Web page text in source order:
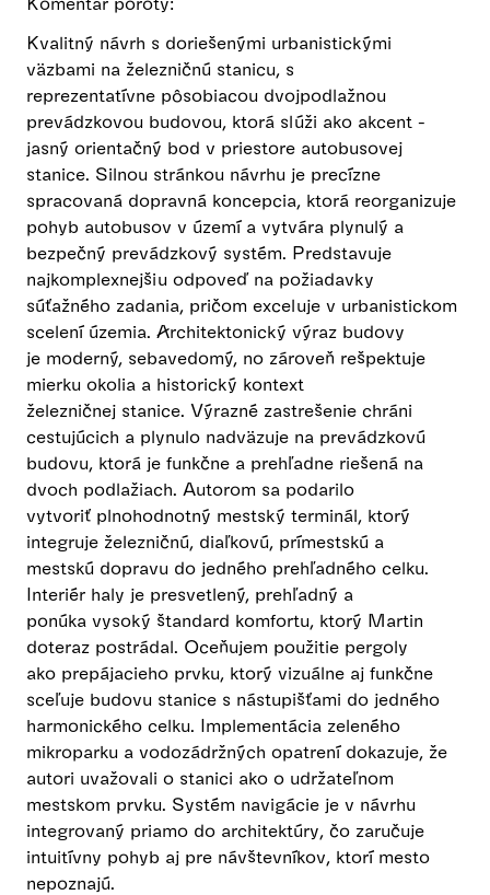
Kvalitný návrh s doriešenými urbanistickými
väzbami na železničnú stanicu, s
reprezentatívne pôsobiacou dvojpodlažnou
prevádzkovou budovou, ktorá slúži ako akcent -
jasný orientačný bod v priestore autobusovej
stanice. Silnou stránkou návrhu je precízne
spracovaná dopravná koncepcia, ktorá reorganizuje
pohyb autobusov v území a vytvára plynulý a
bezpečný prevádzkový systém. Predstavuje
najkomplexnejšiu odpoveď na požiadavky
súťažného zadania, pričom exceluje v urbanistickom
scelení územia. Architektonický výraz budovy
je moderný, sebavedomý, no zároveň rešpektuje
mierku okolia a historický kontext
železničnej stanice. Výrazné zastrešenie chráni
cestujúcich a plynulo nadväzuje na prevádzkovú
budovu, ktorá je funkčne a prehľadne riešená na
dvoch podlažiach. Autorom sa podarilo
vytvoriť plnohodnotný mestský terminál, ktorý
integruje železničnú, diaľkovú, prímestskú a
mestskú dopravu do jedného prehľadného celku.
Interiér haly je presvetlený, prehľadný a
ponúka vysoký štandard komfortu, ktorý Martin
doteraz postrádal. Oceňujem použitie pergoly
ako prepájacieho prvku, ktorý vizuálne aj funkčne
sceľuje budovu stanice s nástupišťami do jedného
harmonického celku. Implementácia zeleného
mikroparku a vodozádržných opatrení dokazuje, že
autori uvažovali o stanici ako o udržateľnom
mestskom prvku. Systém navigácie je v návrhu
integrovaný priamo do architektúry, čo zaručuje
intuitívny pohyb aj pre návštevníkov, ktorí mesto
nepoznajú.